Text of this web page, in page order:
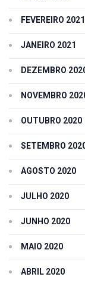
FEVEREIRO 2021
JANEIRO 2021
DEZEMBRO
NOVEMBRO
OUTUBRO 2020
SETEMBRO
AGOSTO 2020
JULHO 2020
JUNHO 2020
MAIO 2020
ABRIL 2020